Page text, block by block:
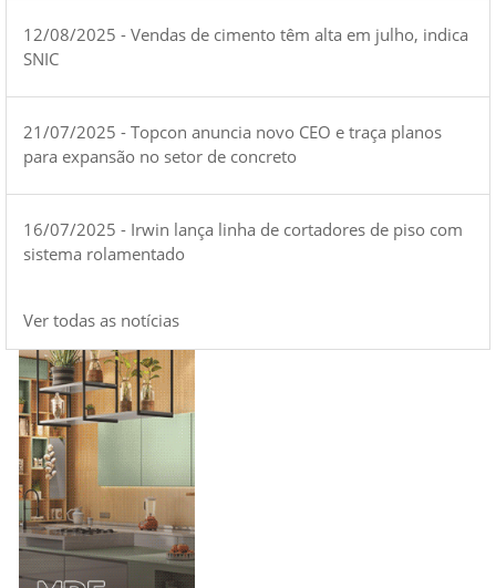
12/08/2025 - Vendas de cimento têm alta em julho, indica
SNIC
21/07/2025 - Topcon anuncia novo CEO e traça planos
para expansão no setor de concreto
16/07/2025 - Irwin lança linha de cortadores de piso com
sistema rolamentado
Ver todas as notícias